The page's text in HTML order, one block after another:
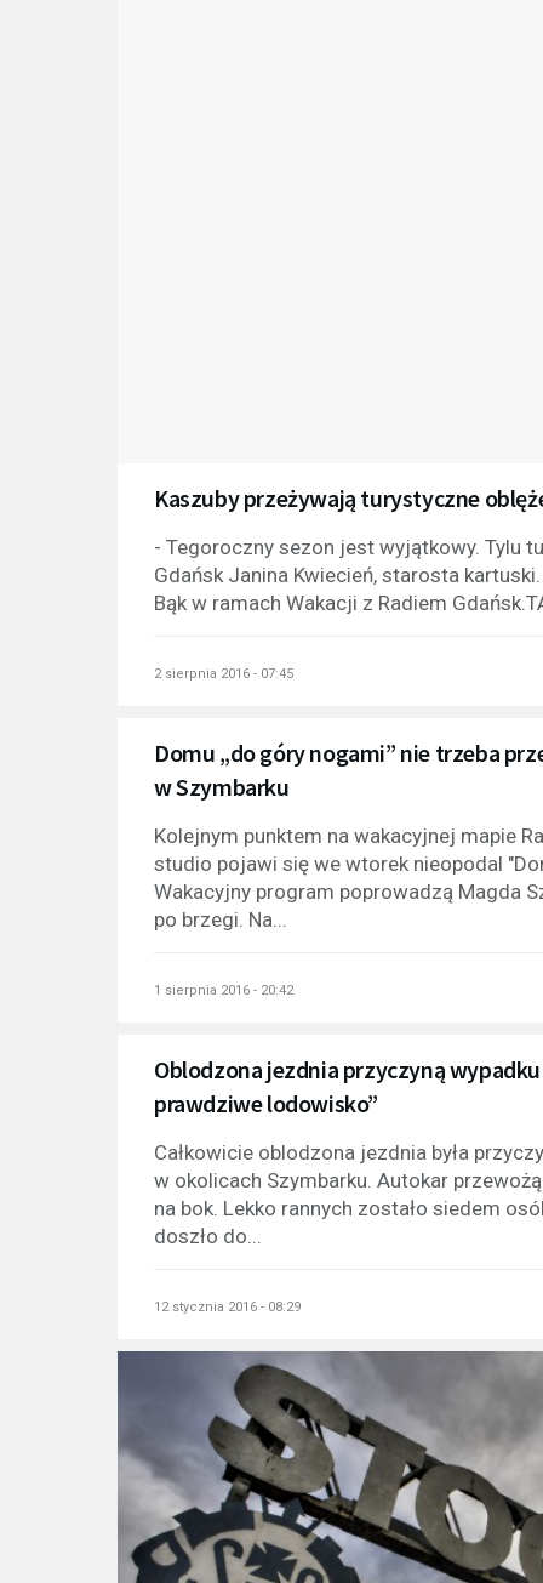
Kaszuby przeżywają turystyczne
- Tegoroczny sezon jest wyjątkowy. Tylu
Gdańsk Janina Kwiecień, starosta
Bąk w ramach Wakacji z Radiem
2 sierpnia 2016 - 07:45
Domu „do góry nogami” nie trzeba
w Szymbarku
Kolejnym punktem na wakacyjnej mapie
studio pojawi się we wtorek nieopodal
Wakacyjny program poprowadzą Magda
po brzegi. Na...
1 sierpnia 2016 - 20:42
Oblodzona jezdnia przyczyną
prawdziwe lodowisko”
Całkowicie oblodzona jezdnia była
w okolicach Szymbarku. Autokar
na bok. Lekko rannych zostało siedem
doszło do...
12 stycznia 2016 - 08:29